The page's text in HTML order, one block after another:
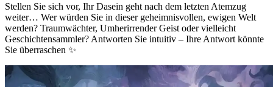
Stellen Sie sich vor, Ihr Dasein geht nach dem letzten Atemzug
weiter… Wer würden Sie in dieser geheimnisvollen, ewigen Welt
werden? Traumwächter, Umherirrender Geist oder vielleicht
Geschichtensammler? Antworten Sie intuitiv – Ihre Antwort könnte
Sie überraschen ✨